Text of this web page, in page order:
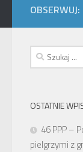
OBSERWUJ:
Szukaj:
OSTATNIE
46 PPP –
pielgrzymi z